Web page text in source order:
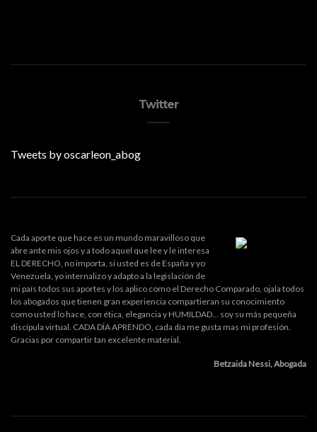
Twitter
Tweets by oscarleon_abog
Cada aporte que hace es un mundo maravilloso que
abre ante mis ojos y a todo aquel que lee y le interesa
EL DERECHO, no importa, si usted es de España y yo
Venezuela, yo internalizo y adapto a la legislación de
mi país todos sus aportes y los aplico como el Derecho Comparado, ojala todos
los abogados que tienen gran experiencia compartieran su conocimiento
como usted lo hace, con ética, elegancia y HUMILDAD... soy su más pequeña
discípula virtual. CADA DÍA APRENDO, cada día me gusta mas mi profesión.
Gracias por compartir tan excelente material.
Betzaida Nessi, Abogada